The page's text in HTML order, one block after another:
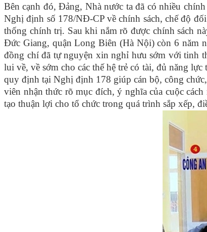
Bên cạnh đó, Đảng, Nhà nước ta đã có nhiều
Nghị định số 178/NĐ-CP về chính sách, chế độ
thống chính trị. Sau khi nắm rõ được chính sách
Đức Giang, quận Long Biên (Hà Nội) còn 6 năm
đồng chí đã tự nguyện xin nghỉ hưu sớm với tinh
lui về, về sớm cho các thế hệ trẻ có tài, đủ năng
quy định tại Nghị định 178 giúp cán bộ, công
viên nhận thức rõ mục đích, ý nghĩa của cuộc
tạo thuận lợi cho tổ chức trong quá trình sắp xếp,